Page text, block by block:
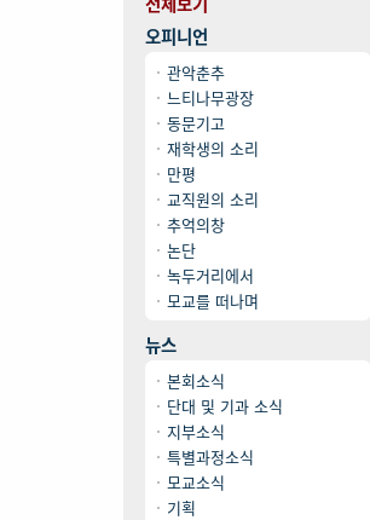
오피니언
관악춘추
느티나무광장
동문기고
재학생의 소리
만평
교직원의 소리
추억의창
논단
녹두거리에서
모교를 떠나며
뉴스
본회소식
단대 및 기과 소식
지부소식
특별과정소식
모교소식
기획